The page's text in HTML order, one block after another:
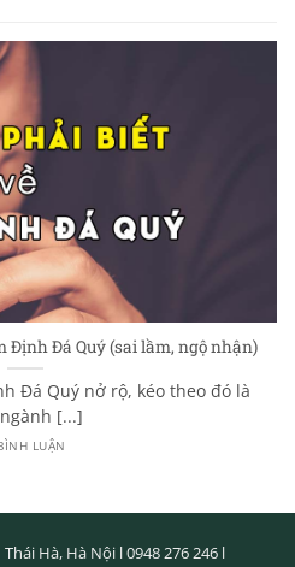
Định Đá Quý (sai lầm, ngộ nhận)
Đá Quý nở rộ, kéo theo đó là
[...]
LUẬN
Thái Hà, Hà Nội l0948 276 246l